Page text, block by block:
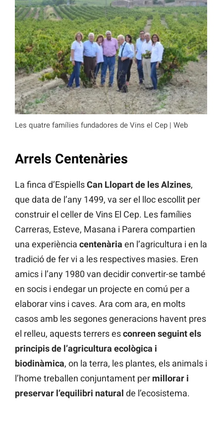
Les quatre famílies fundadores de Vins el Cep | Web
Arrels Centenàries
La finca d’EspiellsCan Llopart de les Alzines,
que data de l’any 1499, va ser el lloc escollit per
construir el celler de Vins El Cep. Les famílies
Carreras, Esteve, Masana i Parera compartien
una experiència centenària en l’agricultura i en la
tradició de fer vi a les respectives masies. Eren
amics i l’any 1980 van decidir convertir-se també
en socis i endegar un projecte en comú per a
elaborar vins i caves. Ara com ara, en molts
casos amb les segones generacions havent pres
el relleu, aquests terrers esconreen seguint els
principis de l’agricultura ecològica i
biodinàmica, on la terra, les plantes, els animals i
l’home treballen conjuntament per millorar i
preservar l’equilibri natural de l’ecosistema.